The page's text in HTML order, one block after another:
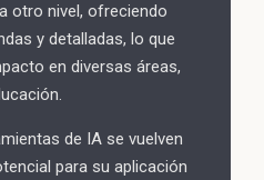
otro nivel, ofreciendo
y detalladas, lo que
en diversas áreas,
de IA se vuelven
para su aplicación